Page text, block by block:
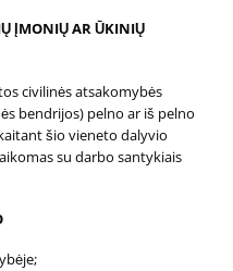
ĮMONIŲ AR ŪKINIŲ
civilinės atsakomybės
bendrijos) pelno ar iš pelno
šio vieneto dalyvio
su darbo santykiais